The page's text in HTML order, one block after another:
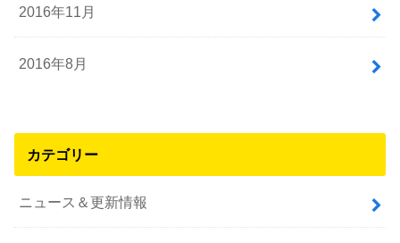
2016年11月
2016年8月
カテゴリー
ニュース＆更新情報